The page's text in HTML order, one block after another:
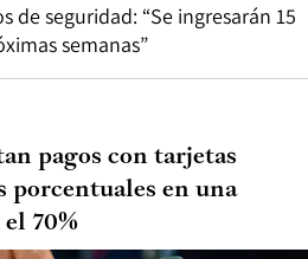
de seguridad: “Se ingresarán 15
semanas”
pagos con tarjetas
porcentuales en una
70%